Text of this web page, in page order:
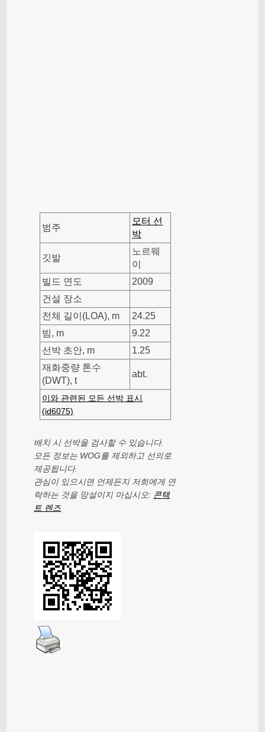
범주
모터 선
박
깃발
노르웨
이
빌드 연도
2009
건설 장소
전체 길이(LOA), m
24.25
빔, m
9.22
선박 초안, m
1.25
재화중량 톤수
(DWT), t
abt.
이와 관련된 모든 선박 표시
(id6075)
배치 시 선박을 검사할 수 있습니다.
모든 정보는 WOG를 제외하고 선의로
제공됩니다.
관심이 있으시면 언제든지 저희에게 연
락하는 것을 망설이지 마십시오: 콘택
트 렌즈